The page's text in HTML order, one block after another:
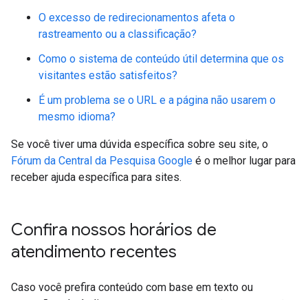
O excesso de redirecionamentos afeta o
rastreamento ou a classificação?
Como o sistema de conteúdo útil determina que os
visitantes estão satisfeitos?
É um problema se o URL e a página não usarem o
mesmo idioma?
Se você tiver uma dúvida específica sobre seu site, o
Fórum da Central da Pesquisa Google é o melhor lugar para
receber ajuda específica para sites.
Confira nossos horários de
atendimento recentes
Caso você prefira conteúdo com base em texto ou